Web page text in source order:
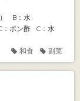
B：水
：ポン酢
C：水
和食
副菜